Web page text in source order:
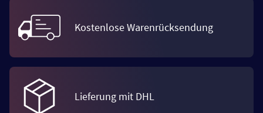
Kostenlose Warenrücksendung
Lieferung mit DHL